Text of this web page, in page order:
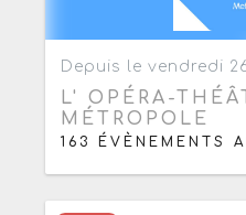
Depuis le vendredi
L' OPÉRA-
MÉTROPOLE
163 ÉVÈNEMENTS